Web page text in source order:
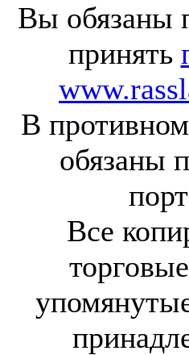
Вы обязаны
принять
В
обязаны
Все